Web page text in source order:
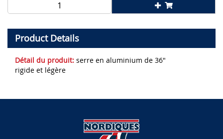
Product Details
Détail du produit: serre en aluminium de 36"
rigide et légère